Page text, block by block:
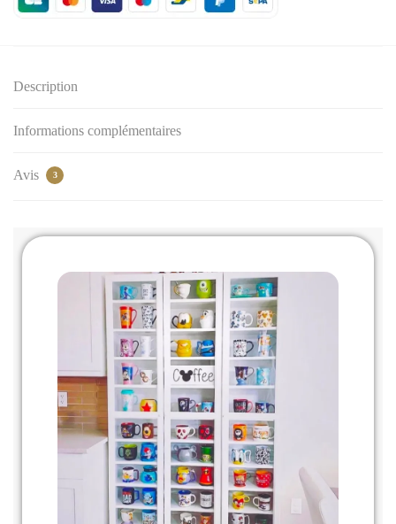
Description
Informations complémentaires
Avis 3